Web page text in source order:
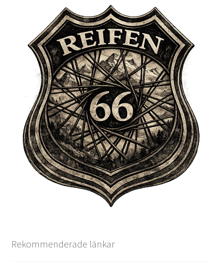
Rekommenderade länkar